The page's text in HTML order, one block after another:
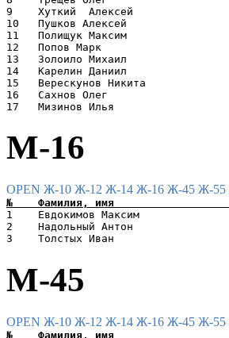
9    Хуткий  Алексей
10   Пушков Алексей
11   Полищук Максим
12   Попов Марк
13   Золоило Михаил
14   Карелин Даниил
15   Верескунов Никита
16   Сахнов Олег
М-16
OPEN Ж-10 Ж-12 Ж-14 Ж-16 Ж-45 Ж-55
1    Евдокимов Максим
2    Надольный Антон
М-45
OPEN Ж-10 Ж-12 Ж-14 Ж-16 Ж-45 Ж-55